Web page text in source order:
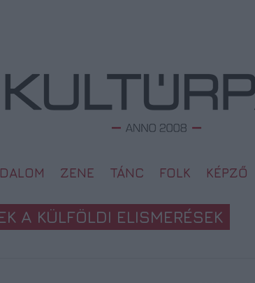
ZENE TÁNC FOLK KÉPZŐ
A KÜLFÖLDI ELISMERÉSEK